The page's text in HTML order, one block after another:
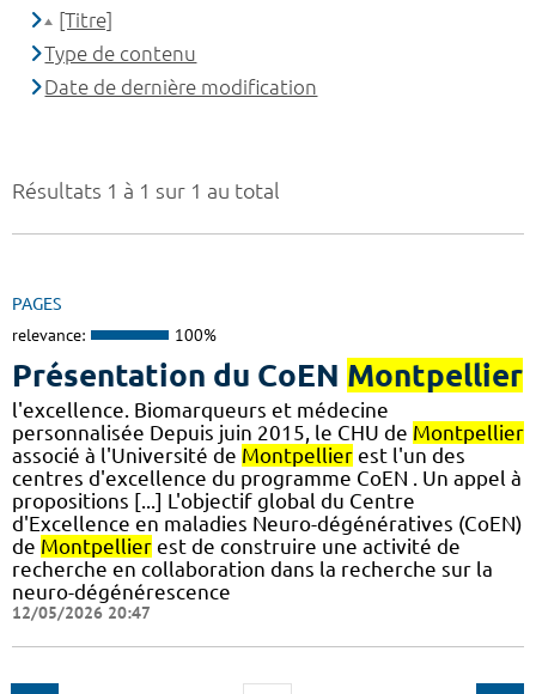
Résultats 1 à 1 sur 1 au total
PAGES
relevance: 100%
Présentation du CoEN Montpellier
l'excellence. Biomarqueurs et médecine
personnalisée Depuis juin 2015, le CHU de Montpellier
associé à l'Université de Montpellier est l'un des
centres d'excellence du programme CoEN . Un appel à
propositions [...] L'objectif global du Centre
d'Excellence en maladies Neuro-dégénératives (CoEN)
de Montpellier est de construire une activité de
recherche en collaboration dans la recherche sur la
neuro-dégénérescence
12/05/2026 20:47
[Titre]
Type de contenu
Date de dernière modification